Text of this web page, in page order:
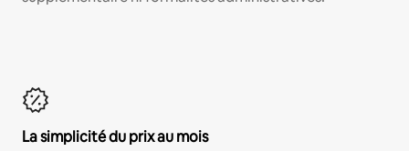
La simplicité du prix au mois